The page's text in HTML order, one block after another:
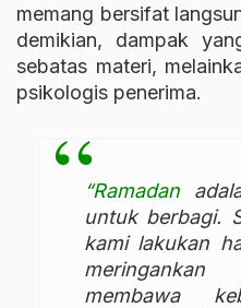
memang bersifat
demikian, dampak
sebatas materi,
psikologis penerima.
“Ramadan
untuk berbagi.
kami lakukan
membawa